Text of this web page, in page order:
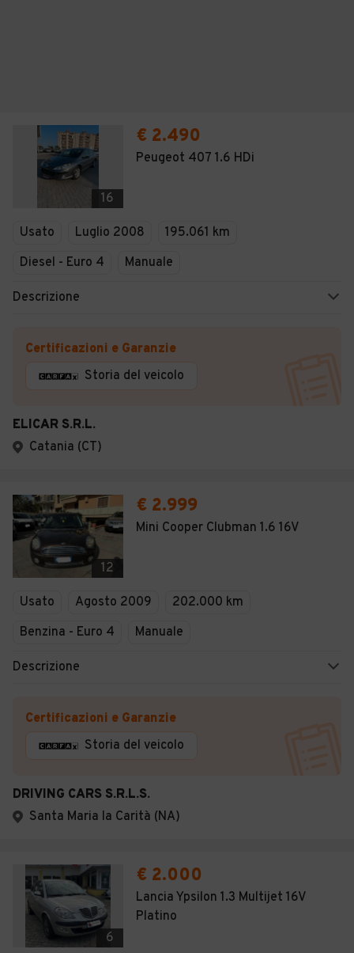
16
€ 2.490
Peugeot 407 1.6 HDi
Usato Luglio 2008
195.061 km
Diesel - Euro 4
Manuale
Descrizione
Certificazioni e Garanzie
Storia del veicolo
ELICAR S.R.L.
Catania (CT)
12
€ 2.999
Mini Cooper Clubman 1.6 16V
Usato Agosto 2009
202.000 km
Benzina - Euro 4
Manuale
Descrizione
Certificazioni e Garanzie
Storia del veicolo
DRIVING CARS S.R.L.S.
Santa Maria la Carità (NA)
6
€ 2.000
Lancia Ypsilon 1.3 Multijet 16V
Platino